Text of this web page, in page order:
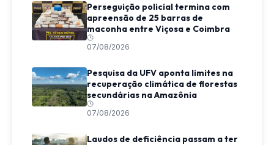
Perseguição policial termina com
apreensão de 25 barras de
maconha entre Viçosa e Coimbra
07/08/2026
Pesquisa da UFV aponta limites na
recuperação climática de florestas
secundárias na Amazônia
07/08/2026
Laudos de deficiência passam a ter